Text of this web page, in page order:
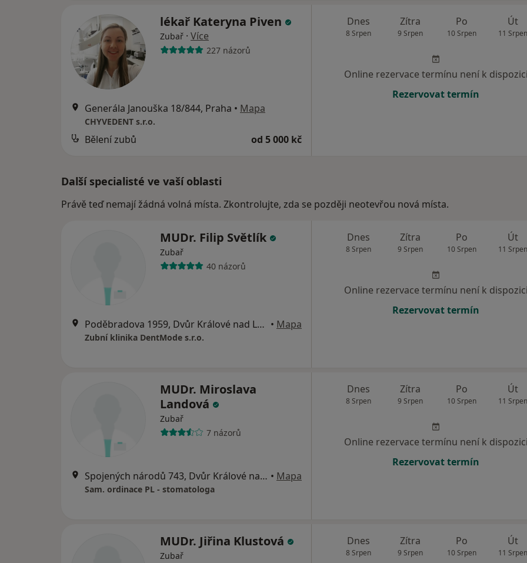
lékař Kateryna Piven
Zubař · Více
227 názorů
Generála Janouška 18/844, Praha • Mapa
CHYVEDENT s.r.o.
Bělení zubů od 5 000 kč
Dnes
8 Srpen
Zítra
9 Srpen
Po
10 Srpen
Út
11 Srpen
Online rezervace termínu není k dispozici
Rezervovat termín
Další specialisté ve vaší oblasti
Právě teď nemají žádná volná místa. Zkontrolujte, zda se později neotevřou nová místa.
MUDr. Filip Světlík
Zubař
40 názorů
Poděbradova 1959, Dvůr Králové nad Labem • Mapa
Zubní klinika DentMode s.r.o.
Dnes
8 Srpen
Zítra
9 Srpen
Po
10 Srpen
Út
11 Srpen
Online rezervace termínu není k dispozici
Rezervovat termín
MUDr. Miroslava
Landová
Zubař
7 názorů
Spojených národů 743, Dvůr Králové nad Labem • Mapa
Sam. ordinace PL - stomatologa
Dnes
8 Srpen
Zítra
9 Srpen
Po
10 Srpen
Út
11 Srpen
Online rezervace termínu není k dispozici
Rezervovat termín
MUDr. Jiřina Klustová
Zubař
Dnes
8 Srpen
Zítra
9 Srpen
Po
10 Srpen
Út
11 Srpen